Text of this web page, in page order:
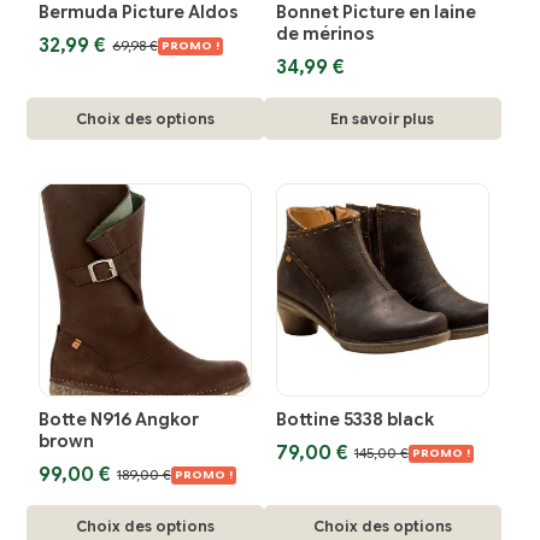
sur
la
produit
sur
page
produit
Bermuda Picture Aldos
69,98€
Le
était :
69,98 €.
32,99€
Le
est :
32,99 €.
PROMO !
Choix des options
produit
plusieurs
variations.
Les
options
peuvent
être
choisies
sur
page
Bonnet Picture en laine
de mérinos
34,99 €
En savoir plus
Botte N916 Angkor
brown
189,00€
Le
initial
99,00€
Le
actuel
PROMO !
Choix des options
Bottine 5338 black
145,00€
Le
était :
79,00 €
Le
est :
PROMO !
Choix des options